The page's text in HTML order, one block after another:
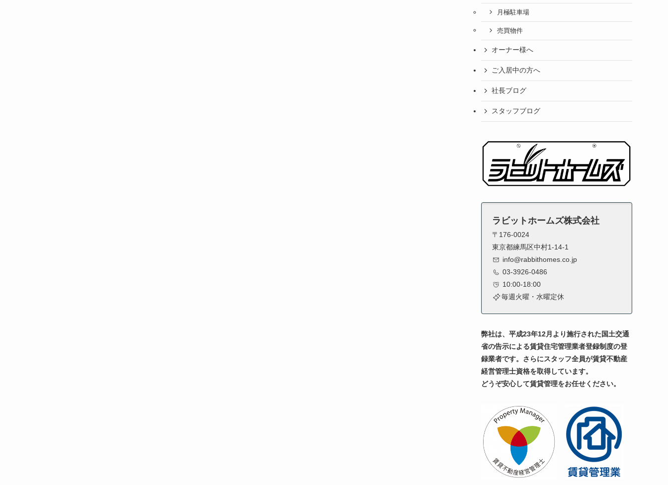
月極駐車場
売買物件
オーナー様へ
ご入居中の方へ
社長ブログ
スタッフブログ
ラビットホームズ株式会社
〒176-0024
東京都練馬区中村1-14-1
info@rabbithomes.co.jp
03-3926-0486
10:00-18:00
毎週火曜・水曜定休
弊社は、平成23年12月より施行された国土交通
省の告示による賃貸住宅管理業者登録制度の登
録業者です。 さらにスタッフ全員が賃貸不動産
経営管理士資格を取得しています。
どうぞ安心して賃貸管理をお任せください。